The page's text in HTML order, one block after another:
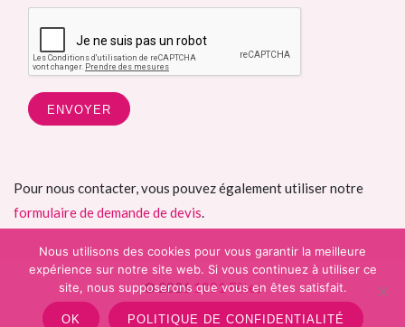
Pour nous contacter, vous pouvez également utiliser notre
formulaire de demande de devis
© 2026 1001 Fêtes
Nous utilisons des cookies pour vous garantir la meilleure
expérience sur notre site web. Si vous continuez à utiliser ce
site, nous supposerons que vous en êtes satisfait.
OK POLITIQUE DE CONFIDENTIALITÉ